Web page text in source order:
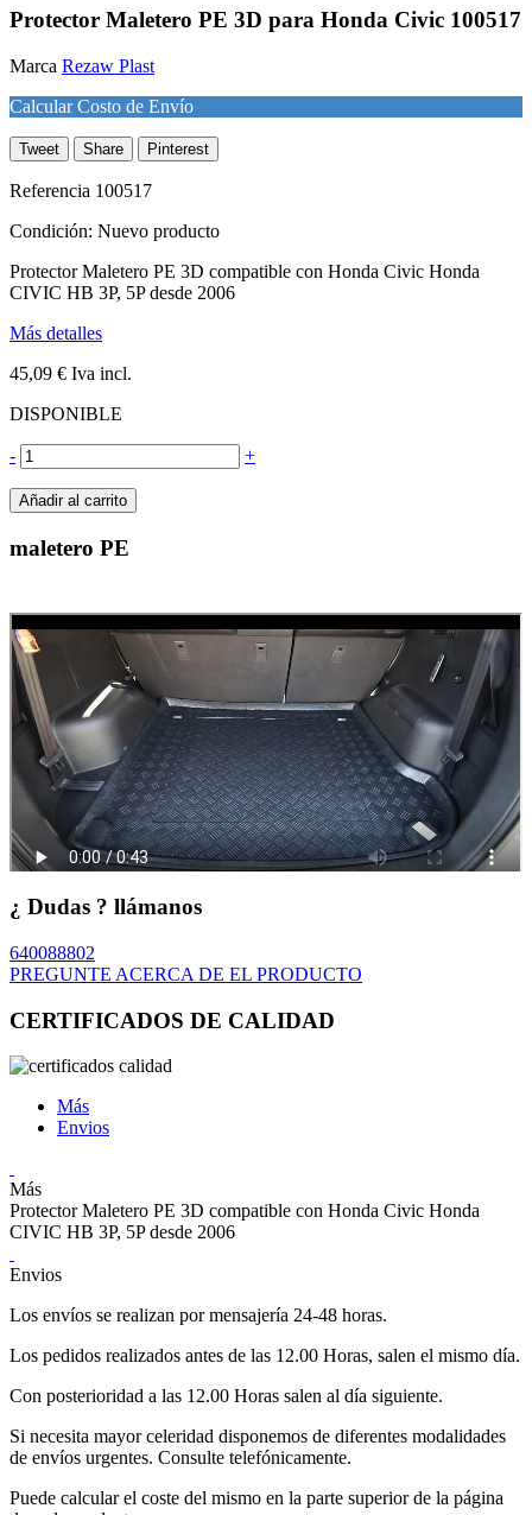
Protector Maletero PE 3D para Honda Civic 100517
Marca Rezaw Plast
Calcular Costo de Envío
Tweet Share Pinterest
Referencia 100517
Condición: Nuevo producto
Protector Maletero PE 3D compatible con Honda Civic Honda
CIVIC HB 3P, 5P desde 2006
Más detalles
45,09 € Iva incl.
DISPONIBLE
- +
Añadir al carrito
maletero PE
¿ Dudas ? llámanos
640088802
PREGUNTE ACERCA DE EL PRODUCTO
CERTIFICADOS DE CALIDAD
Más
Envios
Más
Protector Maletero PE 3D compatible con Honda Civic Honda
CIVIC HB 3P, 5P desde 2006
Envios
Los envíos se realizan por mensajería 24-48 horas.
Los pedidos realizados antes de las 12.00 Horas, salen el mismo día.
Con posterioridad a las 12.00 Horas salen al día siguiente.
Si necesita mayor celeridad disponemos de diferentes modalidades
de envíos urgentes. Consulte telefónicamente.
Puede calcular el coste del mismo en la parte superior de la página